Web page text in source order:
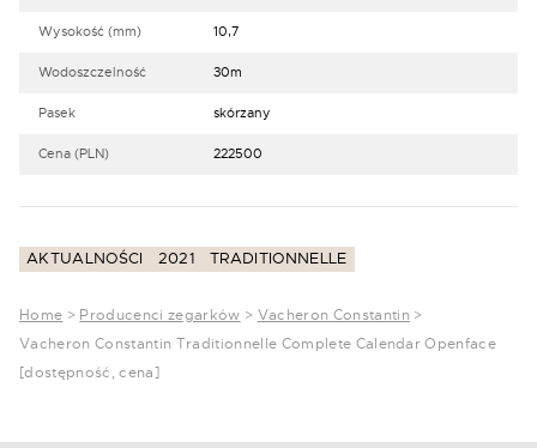
Wysokość (mm) 10,7
Wodoszczelność 30m
Pasek skórzany
Cena (PLN) 222500
AKTUALNOŚCI 2021 TRADITIONNELLE
Home > Producenci zegarków > Vacheron Constantin >
Vacheron Constantin Traditionnelle Complete Calendar Openface
[dostępność, cena]